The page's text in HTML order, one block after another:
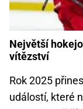
Největší
vítězství
Rok 2025
událostí, které